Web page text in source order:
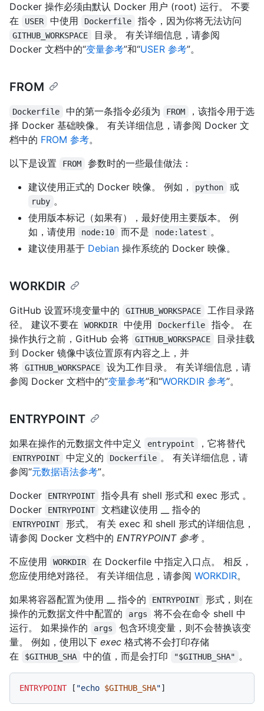
Docker 操作必须由默认 Docker 用户 (root) 运行。 不要
在
USER 中使用 Dockerfile 指令，因为你将无法访问
GITHUB_WORKSPACE
目录。 有关详细信息，请参阅
Docker 文档中的“变量参考”和“USER 参考”。
FROM
Dockerfile 中的第一条指令必须为 FROM
，该指令用于选
择 Docker 基础映像。 有关详细信息，请参阅 Docker 文
档中的 FROM 参考。
以下是设置
FROM
参数时的一些最佳做法：
建议使用正式的 Docker 映像。 例如，
python 或
ruby 。
使用版本标记（如果有），最好使用主要版本。 例
如，请使用
node:10 而不是 node:latest 。
建议使用基于 Debian 操作系统的 Docker 映像。
WORKDIR
GitHub 设置环境变量中的 GITHUB_WORKSPACE
工作目录路
径。 建议不要在
WORKDIR 中使用 Dockerfile
指令。 在
操作执行之前，GitHub 会将
GITHUB_WORKSPACE
目录挂载
到 Docker 镜像中该位置原有内容之上，并
将
GITHUB_WORKSPACE
设为工作目录。 有关详细信息，请
参阅 Docker 文档中的“变量参考”和“WORKDIR 参考”。
ENTRYPOINT
如果在操作的元数据文件中定义 entrypoint ，它将替代
ENTRYPOINT 中定义的 Dockerfile 。 有关详细信息，请
参阅“元数据语法参考”。
Docker
ENTRYPOINT
指令具有 shell 形式和 exec 形式 。
Docker
ENTRYPOINT 文档建议使用 __ 指令的
ENTRYPOINT
形式。 有关 exec 和 shell 形式的详细信息，
请参阅 Docker 文档中的 ENTRYPOINT 参考。
不应使用
WORKDIR
在 Dockerfile 中指定入口点。 相反，
您应使用绝对路径。 有关详细信息，请参阅 WORKDIR。
如果将容器配置为使用 __ 指令的
ENTRYPOINT
形式，则在
操作的元数据文件中配置的
args
将不会在命令 shell 中
运行。 如果操作的
args
包含环境变量，则不会替换该变
量。 例如，使用以下 exec 格式将不会打印存储
在
$GITHUB_SHA 中的值，而是会打印 "$GITHUB_SHA" 。
ENTRYPOINT [ "echo $GITHUB_SHA"]